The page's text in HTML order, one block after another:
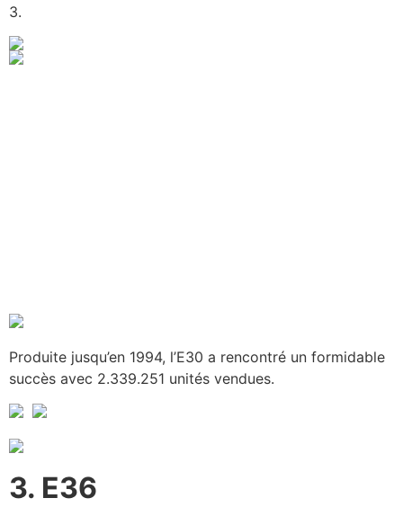
3.
Produite jusqu’en 1994, l’E30 a rencontré un formidable
succès avec 2.339.251 unités vendues.
3. E36